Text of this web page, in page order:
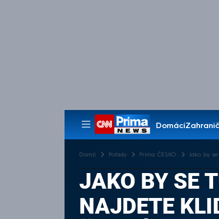
Domácí
Pořady
Domů Pořady Prima ČESKO Jako by
JAKO BY SE
NAJDETE